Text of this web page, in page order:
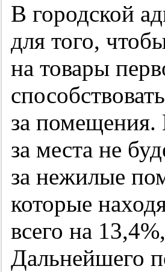
В городской
для того,
на товары
за помещения.
за места не
за нежилые
которые
всего на
Дальнейшего